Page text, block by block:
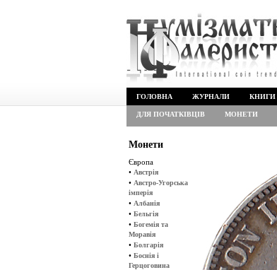
ГОЛОВНА ЖУРНАЛИ КНИГИ
ДЛЯ ПОЧАТКІВЦІВ МОНЕТИ
Монети
Європа
• Австрія
• Австро-Угорська
імперія
• Албанія
• Бельгія
• Богемія та
Моравія
• Болгарія
• Боснія і
Герцоговина